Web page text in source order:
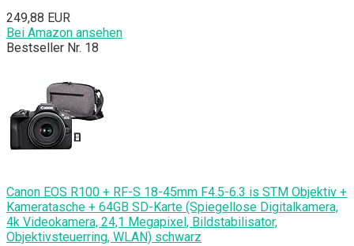
249,88 EUR
Bei Amazon ansehen
Bestseller Nr. 18
Canon EOS R100 + RF-S 18-45mm F4.5-6.3 is STM Objektiv +
Kameratasche + 64GB SD-Karte (Spiegellose Digitalkamera,
4k Videokamera, 24,1 Megapixel, Bildstabilisator,
Objektivsteuerring, WLAN) schwarz